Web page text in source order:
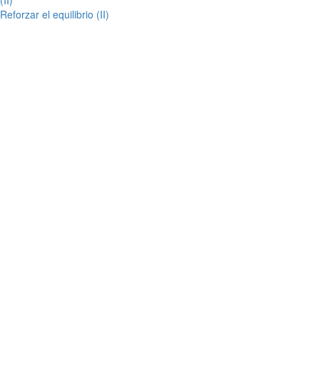
Reforzar el equilibrio (II)